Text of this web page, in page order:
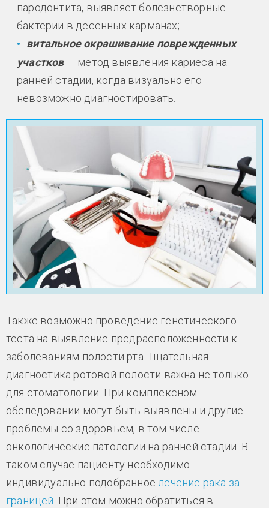
пародонтита, выявляет болезнетворные
бактерии в десенных карманах;
витальное окрашивание поврежденных
участков— метод выявления кариеса на
ранней стадии, когда визуально его
невозможно диагностировать.
Также возможно проведение генетического
теста на выявление предрасположенности к
заболеваниям полости рта. Тщательная
диагностика ротовой полости важна не только
для стоматологии. При комплексном
обследовании могут быть выявлены и другие
проблемы со здоровьем, в том числе
онкологические патологии на ранней стадии. В
таком случае пациенту необходимо
индивидуально подобранноелечение рака за
границей. При этом можно обратиться в